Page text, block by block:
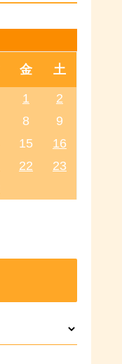
金 土
1
2
8
9
15
16
22
23